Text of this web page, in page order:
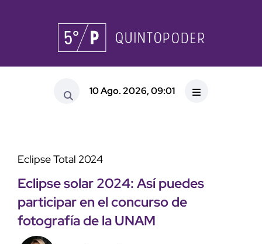
10 Ago. 2026, 09:01
Eclipse Total 2024
Eclipse solar 2024: Así puedes
participar en el concurso de
fotografía de la UNAM